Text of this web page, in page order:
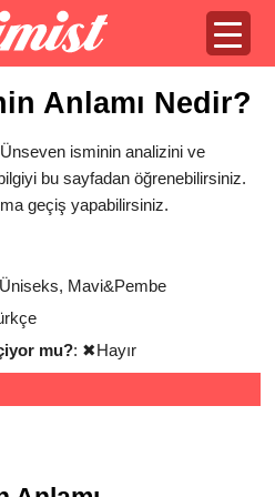
Anlamı Nedir?
isminin analizini ve
bu sayfadan öğrenebilirsiniz.
geçiş yapabilirsiniz.
Mavi&Pembe
mu?: ✖Hayır